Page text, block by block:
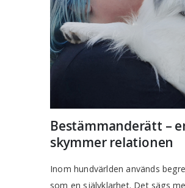
Bestämmanderätt –
skymmer relationen
Inom hundvärlden används
som en självklarhet. Det sägs